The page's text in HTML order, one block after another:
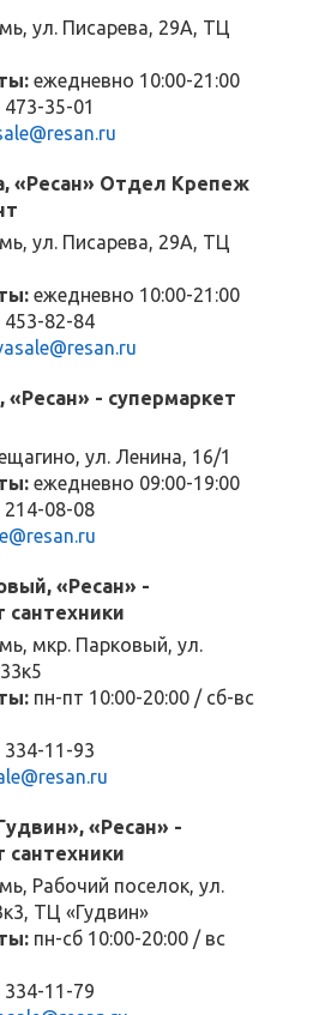
ул. Писарева, 29А, ТЦ
ежедневно 10:00-21:00
473-35-01
«Ресан» Отдел Крепеж
ул. Писарева, 29А, ТЦ
ежедневно 10:00-21:00
453-82-84
«Ресан» - супермаркет
ул. Ленина, 16/1
ежедневно 09:00-19:00
214-08-08
«Ресан» -
сантехники
мкр. Парковый, ул.
пн-пт 10:00-20:00 / сб-вс
334-11-93
«Ресан» -
сантехники
Рабочий поселок, ул.
ТЦ «Гудвин»
пн-сб 10:00-20:00 / вс
334-11-79